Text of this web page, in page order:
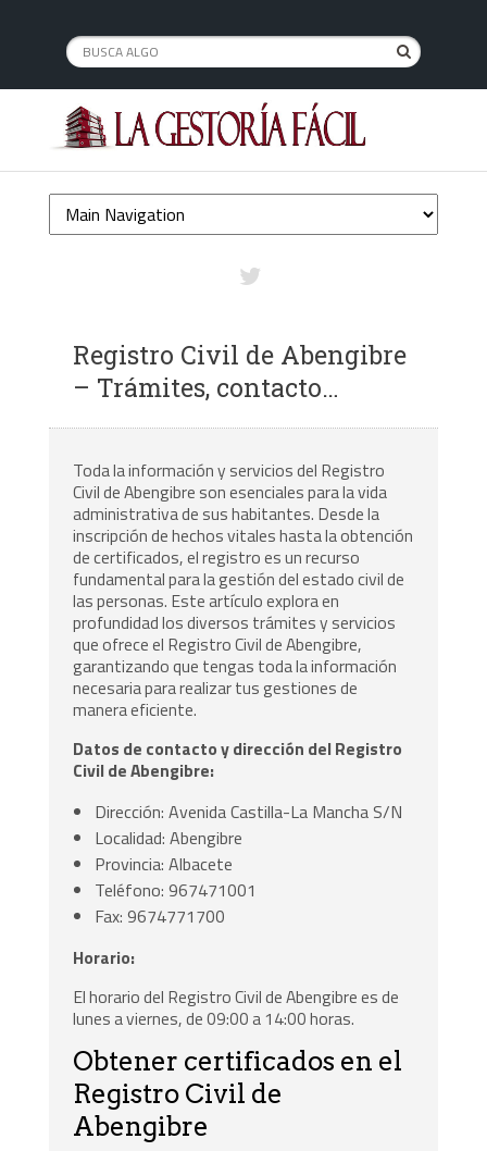
Registro Civil de Abengibre
– Trámites, contacto…
Toda la información y servicios del Registro
Civil de Abengibre son esenciales para la vida
administrativa de sus habitantes. Desde la
inscripción de hechos vitales hasta la obtención
de certificados, el registro es un recurso
fundamental para la gestión del estado civil de
las personas. Este artículo explora en
profundidad los diversos trámites y servicios
que ofrece el Registro Civil de Abengibre,
garantizando que tengas toda la información
necesaria para realizar tus gestiones de
manera eficiente.
Datos de contacto y dirección del Registro
Civil de Abengibre:
Dirección: Avenida Castilla-La Mancha S/N
Localidad: Abengibre
Provincia: Albacete
Teléfono: 967471001
Fax: 9674771700
Horario:
El horario del Registro Civil de Abengibre es de
lunes a viernes, de 09:00 a 14:00 horas.
Obtener certificados en el
Registro Civil de
Abengibre